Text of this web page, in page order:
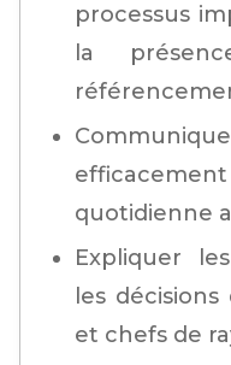
processus
la
quotidienne
Expliquer
les
et chefs de